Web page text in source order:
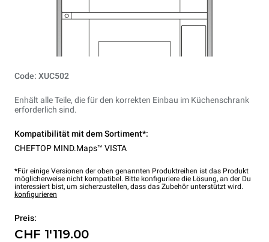
Code: XUC502
Enhält alle Teile, die für den korrekten Einbau im Küchenschrank
erforderlich sind.
Kompatibilität mit dem Sortiment*:
CHEFTOP MIND.Maps™ VISTA
*Für einige Versionen der oben genannten Produktreihen ist das Produkt
möglicherweise nicht kompatibel. Bitte konfiguriere die Lösung, an der Du
interessiert bist, um sicherzustellen, dass das Zubehör unterstützt wird.
konfigurieren
Preis:
CHF 1'119.00